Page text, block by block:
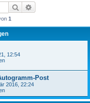
h
e
Suche
1
12:54
Post
2016, 22:24